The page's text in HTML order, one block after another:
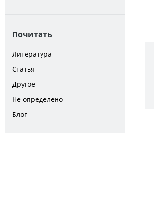
Почитать
Литература
Статья
Другое
Не определено
Блог